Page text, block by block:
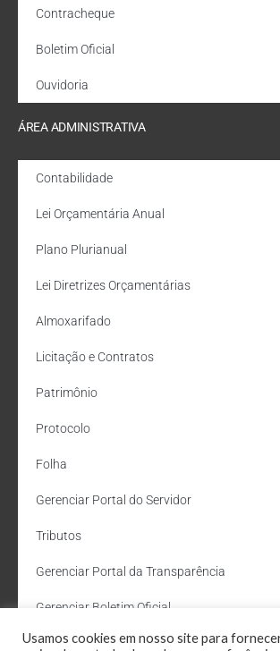
Contracheque
Boletim Oficial
Ouvidoria
ÁREA ADMINISTRATIVA
Contabilidade
Lei Orçamentária Anual
Plano Plurianual
Lei Diretrizes Orçamentárias
Almoxarifado
Licitação e Contratos
Patrimônio
Protocolo
Folha
Gerenciar Portal do Servidor
Tributos
Gerenciar Portal da Transparência
Gerenciar Boletim Oficial
Departamento de Água e Esgoto
Usamos cookies em nosso site para